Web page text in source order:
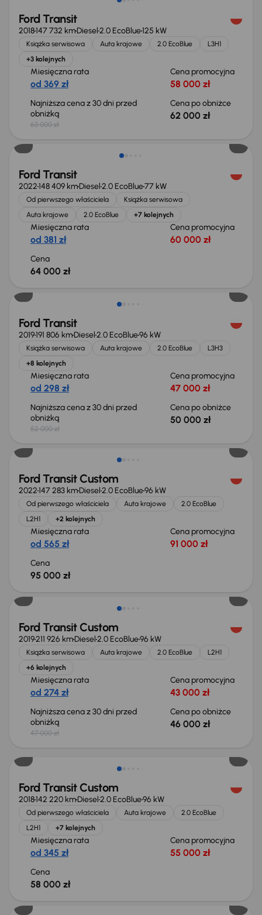
Ford Transit
2018147 732 kmDiesel2.0 EcoBlue125 kW
Książka serwisowa Auta krajowe 2.0 EcoBlue
L3H1
+3 kolejnych
Miesięczna rata
od 369 zł
Cena promocyjna
58 000 zł
Najniższa cena z 30 dni przed
obniżką
63 000 zł
Cena po obniżce
62 000 zł
Możliwość odliczenia VAT
Ford Transit
2022148 409 kmDiesel2.0 EcoBlue77 kW
Od pierwszego właściciela
Książka serwisowa
Auta krajowe
2.0 EcoBlue +7 kolejnych
Miesięczna rata
od 381 zł
Cena promocyjna
60 000 zł
Cena
64 000 zł
Taniej o 2 000 zł
Ford Transit
2019191 806 kmDiesel2.0 EcoBlue96 kW
Książka serwisowa Auta krajowe 2.0 EcoBlue
L3H3
+8 kolejnych
Miesięczna rata
od 298 zł
Cena promocyjna
47 000 zł
Najniższa cena z 30 dni przed
obniżką
52 000 zł
Cena po obniżce
50 000 zł
Świeżo skupione
Ford Transit Custom
2022147 283 kmDiesel2.0 EcoBlue96 kW
Od pierwszego właściciela Auta krajowe
2.0 EcoBlue
L2H1
+2 kolejnych
Miesięczna rata
od 565 zł
Cena promocyjna
91 000 zł
Cena
95 000 zł
Taniej o 1 000 zł
Ford Transit Custom
2019211 926 kmDiesel2.0 EcoBlue96 kW
Książka serwisowa Auta krajowe 2.0 EcoBlue
L2H1
+6 kolejnych
Miesięczna rata
od 274 zł
Cena promocyjna
43 000 zł
Najniższa cena z 30 dni przed
obniżką
47 000 zł
Cena po obniżce
46 000 zł
Ford Transit Custom
2018142 220 kmDiesel2.0 EcoBlue96 kW
Od pierwszego właściciela Auta krajowe
2.0 EcoBlue
L2H1
+7 kolejnych
Miesięczna rata
od 345 zł
Cena promocyjna
55 000 zł
Cena
58 000 zł
Taniej o 1 000 zł